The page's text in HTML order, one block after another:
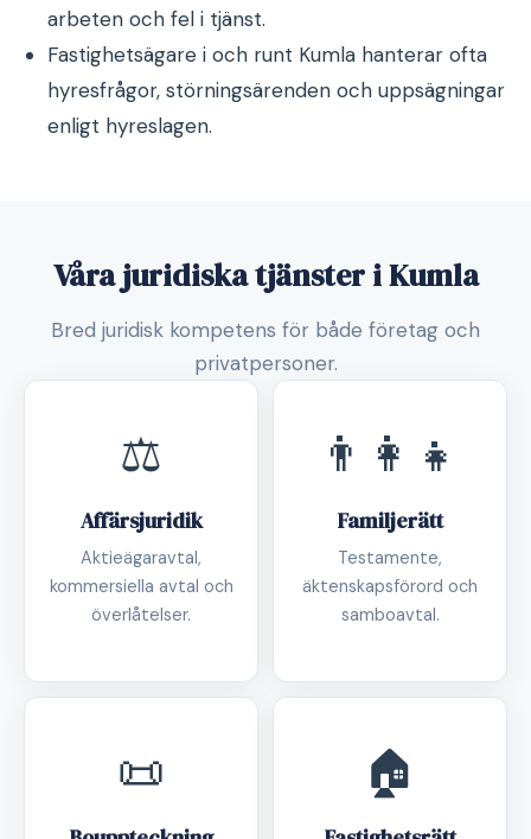
arbeten och fel i tjänst.
Fastighetsägare i och runt Kumla hanterar ofta
hyresfrågor, störningsärenden och uppsägningar
enligt hyreslagen.
Våra juridiska tjänster i Kumla
Bred juridisk kompetens för både företag och
privatpersoner.
⚖️
Affärsjuridik
Aktieägaravtal,
kommersiella avtal och
överlåtelser.
👨‍👩‍👧
Familjerätt
Testamente,
äktenskapsförord och
samboavtal.
📜 🏠